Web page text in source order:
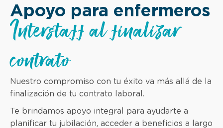
Apoyo para enfermeros
Interstaff al finalizar
contrato
Nuestro compromiso con tu éxito va más allá de la
finalización de tu contrato laboral.
Te brindamos apoyo integral para ayudarte a
planificar tu jubilación, acceder a beneficios a largo